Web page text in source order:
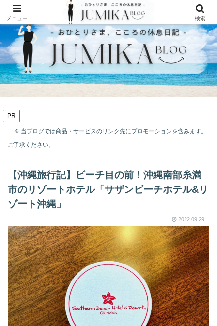
PR
※ 当ブログでは商品・サービスのリンク先にプロモーションを含みます。
ご了承ください。
【沖縄旅行記】ビーチ目の前！沖縄南部糸満
市のリゾートホテル「サザンビーチホテル&リ
ゾート沖縄」
2022.09.29
メニュー 検索